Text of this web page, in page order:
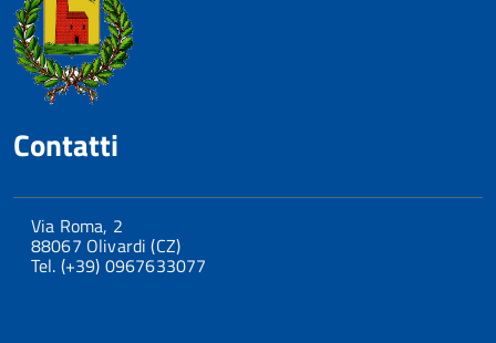
Contatti
Via Roma, 2
88067 Olivardi (CZ)
Tel. (+39) 0967633077